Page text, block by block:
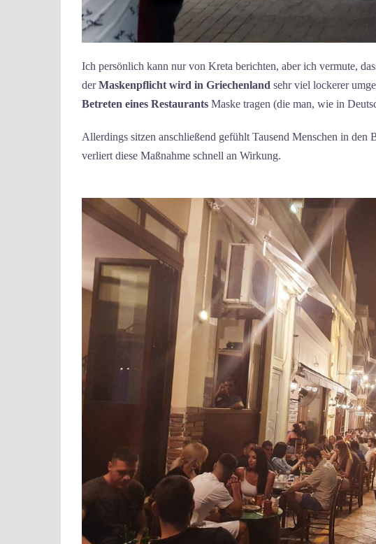
Ich persönlich kann nur von Kreta berichten, aber ich vermute,
derMaskenpflicht wird in Griechenland sehr viel lockerer
Betreten eines Restaurants Maske tragen (die man, wie in
Allerdings sitzen anschließend gefühlt Tausend Menschen in den
verliert diese Maßnahme schnell an Wirkung.